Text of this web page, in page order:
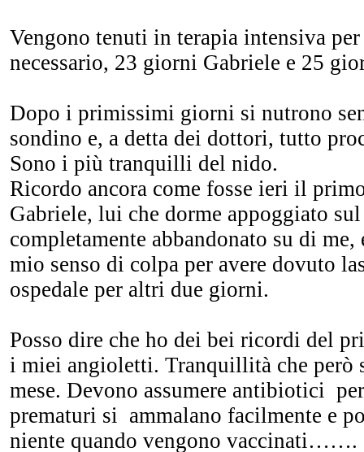
Vengono tenuti in terapia intensiva
necessario, 23 giorni Gabriele e 25
Dopo i primissimi giorni si nutrono
sondino e, a detta dei dottori, tutto
Sono i più tranquilli del nido.
Ricordo ancora come fosse ieri il
Gabriele, lui che dorme appoggiato
completamente abbandonato su di
mio senso di colpa per avere dovuto
ospedale per altri due giorni.
Posso dire che ho dei bei ricordi del
i miei angioletti. Tranquillità che però
mese. Devono assumere antibiotici
prematuri si ammalano facilmente e
niente quando vengono vaccinati…….